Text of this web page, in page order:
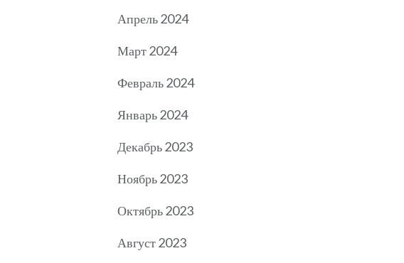
Апрель 2024
Март 2024
Февраль 2024
Январь 2024
Декабрь 2023
Ноябрь 2023
Октябрь 2023
Август 2023